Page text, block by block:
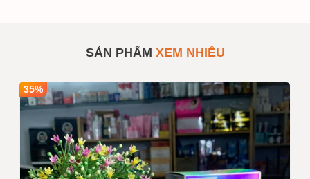
80ml – Nữ Tính, Ngọt
Ngào và Quyến Rũ
Số lượng 1
Mua sỉ theo số
lượng
Giá bán 2,100,000 INBOX
Ghi chú :
Giá trên chưa bao gồm VAT
nếu quý khách yêu cầu xuất
SẢN PHẨM XEM NHIỀU
35%